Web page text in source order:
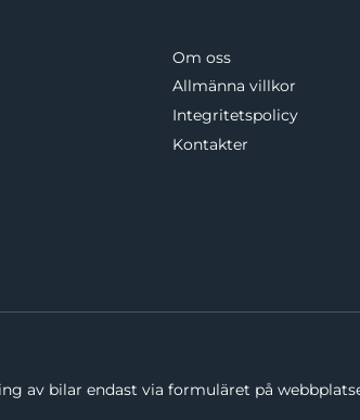
Om oss
Allmänna villkor
Integritetspolicy
Kontakter
av bilar endast via formuläret på